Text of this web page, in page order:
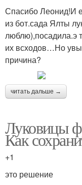
Спасибо Леонид!И
из бот.сада Ялты
люблю),посадила.э
их всходов…Но
причина?
читать дальше →
Луковицы
Как
+1
это решение